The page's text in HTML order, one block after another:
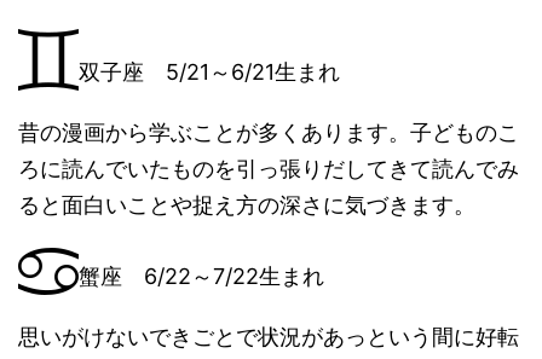
双子座 5/21～6/21生まれ
昔の漫画から学ぶことが多くあります。子どものこ
ろに読んでいたものを引っ張りだしてきて読んでみ
ると面白いことや捉え方の深さに気づきます。
蟹座 6/22～7/22生まれ
思いがけないできごとで状況があっという間に好転